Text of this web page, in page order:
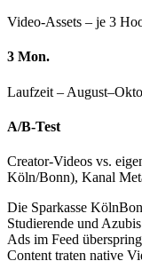
Video-Assets – je 3
3 Mon.
Laufzeit –
A/B-Test
Creator-Videos vs.
Köln/Bonn), Kanal
Die Sparkasse
Studierende und
Ads im Feed
Content traten native